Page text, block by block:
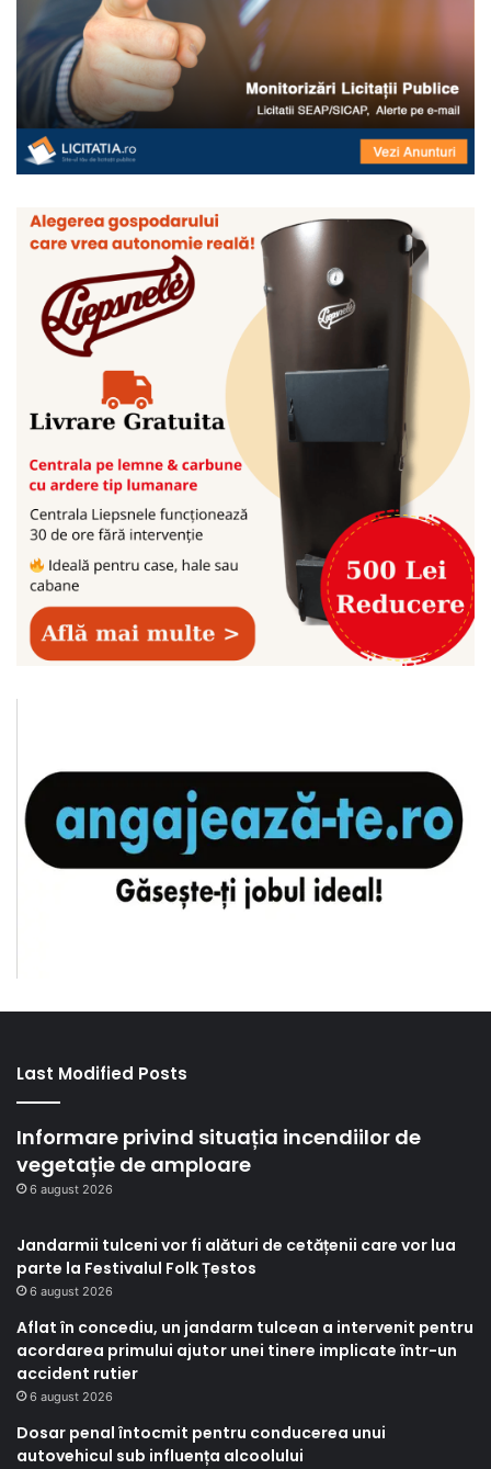
Last Modified Posts
Informare privind situația incendiilor de
vegetație de amploare
6 august 2026
Jandarmii tulceni vor fi alături de cetățenii care vor lua
parte la Festivalul Folk Țestos
6 august 2026
Aflat în concediu, un jandarm tulcean a intervenit pentru
acordarea primului ajutor unei tinere implicate într-un
accident rutier
6 august 2026
Dosar penal întocmit pentru conducerea unui
autovehicul sub influența alcoolului